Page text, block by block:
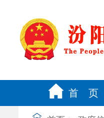
首 页